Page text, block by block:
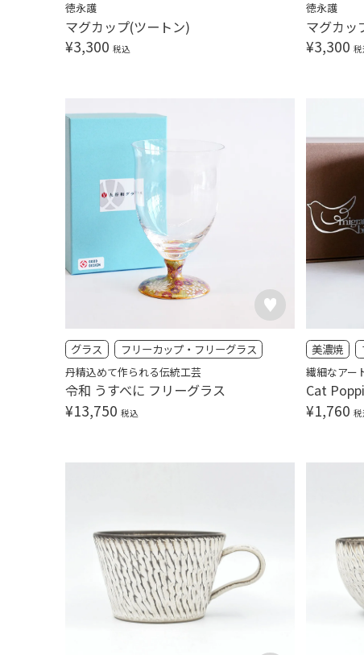
徳永護
マグカップ(ツートン)
¥3,300 税込
徳永護
マグカッ
¥3,300 税
グラス フリーカップ・フリーグラス
丹精込めて作られる伝統工芸
令和 うすべに フリーグラス
¥13,750 税込
美濃焼
繊細なアー
Cat
¥1,760 税